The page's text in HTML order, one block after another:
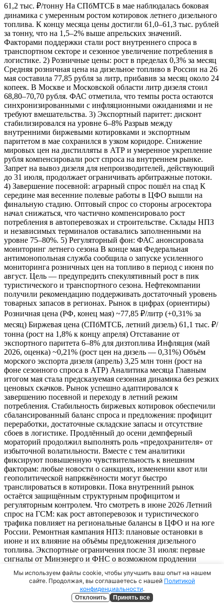
61,2 тыс. ₽/тонну На СПбМТСБ в мае наблюдалась боковая
динамика с умеренным ростом котировок летнего дизельного
топлива. К концу месяца цены достигли 61,0–61,3 тыс. рублей
за тонну, что на 1,5–2% выше апрельских значений.
Факторами поддержки стали рост внутреннего спроса в
транспортном секторе и сезонное увеличение потребления в
логистике. 2) Розничные цены: рост в пределах 0,3% за месяц
Средняя розничная цена на дизельное топливо в России на 26
мая составила 77,85 рубля за литр, прибавив за месяц около 24
копеек. В Москве и Московской области литр дизеля стоил
68,80–70,70 рубля. ФАС отметила, что темпы роста остаются
синхронизированными с инфляционными ожиданиями и не
требуют вмешательства. 3) Экспортный паритет: дисконт
стабилизировался на уровне 6–8% Разрыв между
внутренними биржевыми котировками и экспортным
паритетом в мае сохранился в узком коридоре. Снижение
мировых цен на дистилляты в АТР и умеренное укрепление
рубля компенсировали рост спроса на внутреннем рынке.
Запрет на вывоз дизеля для непроизводителей, действующий
до 31 июля, продолжает ограничивать арбитражные потоки.
4) Завершение посевной: аграрный спрос пошёл на спад К
середине мая весенние полевые работы в ЦФО вышли на
финальную стадию. Оптовый спрос со стороны агросектора
начал снижаться, что частично компенсировало рост
потребления в автоперевозках и строительстве. Склады НПЗ
и независимых терминалов оставались заполненными на
уровне 75–80%. 5) Регуляторный фон: ФАС анонсировала
мониторинг летнего сезона В конце мая Федеральная
антимонопольная служба сообщила о запуске усиленного
мониторинга розничных цен на топливо в период с июня по
август. Цель — предупредить спекулятивный рост в пик
туристического и транспортного сезона. Нефтекомпании
получили рекомендацию поддерживать достаточный уровень
товарных запасов в регионах. Рынок в цифрах (ориентиры)
Розничная цена (РФ, конец мая) ~77,85 ₽/литр (+0,31% за
месяц) Биржевая цена (СПбМТСБ, летний дизель) 61,1 тыс. ₽/
тонна (рост на 1,8% к концу апреля) Отставание от
экспортного паритета 6–8% для дизтоплива Инфляция (май
2026, оценка) ~0,21% (рост цен на дизель — 0,31%) Объём
морского экспорта дизеля (апрель) 3,25 млн тонн (рост на
фоне сезонного спроса в АТР) Аналитика месяца Главным
итогом мая стала предсказуемая сезонная динамика без резких
ценовых скачков. Рынок успешно адаптировался к
завершению посевной и переходу в летний режим
потребления. Стабильность биржевых котировок обеспечили
сбалансированный баланс спроса и предложения: профицит
переработки, достаточные складские запасы и отсутствие
сбоев в логистике. Продлённый до осени демпферный
мораторий продолжил выполнять роль «предохранителя» от
избыточной волатильности. Вместе с тем аналитики
фиксируют повышенную чувствительность к внешним
факторам: любые новости о санкциях, изменении квот или
геополитической напряжённости могут быстро
транслироваться в котировки. Пока внутренний рынок
остаётся защищённым структурным профицитом и
регуляторным контролем. Что смотреть в июне 2026 Летний
спрос на ГСМ: как рост автоперевозок и туристического
трафика повлияет на региональные балансы в ЦФО и на юге
России. Ремонтная кампания НПЗ: плановые остановки в
июне и их влияние на объёмы предложения дизельного
топлива. Экспортные ограничения после 31 июля: первые
сигналы от Минэнерго и ФНС о возможном продлении
мировые котировки: динамика экспортного паритета в
условиях летней волатильности на сырьевых рынках. Реакция
ФАС на розницу: будут ли применены предупредительные
меры при ускорении роста цен на АЗС в пиковый сезон.
Мы используем файлы cookie, чтобы улучшить ваш опыт на нашем
сайте. Продолжая, вы соглашаетесь с нашей Политикой
конфиденциальности.
Отклонить Принять все